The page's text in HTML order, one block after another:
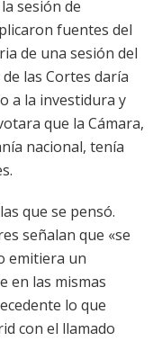
sesión de
fuentes del
de una sesión del
las Cortes daría
a la investidura y
que la Cámara,
nacional, tenía
que se pensó.
señalan que «se
emitiera un
en las mismas
lo que
con el llamado